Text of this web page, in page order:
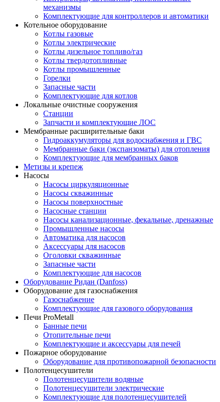
механизмы
Комплектующие для контроллеров и автоматики
Котельное оборудование
Котлы газовые
Котлы электрические
Котлы дизельное топливо/газ
Котлы твердотопливные
Котлы промышленные
Горелки
Запасные части
Комплектующие для котлов
Локальные очистные сооружения
Станции
Запчасти и комплектующие ЛОС
Мембранные расширительные баки
Гидроаккумуляторы для водоснабжения и ГВС
Мембранные баки (экспанзоматы) для отопления
Комплектующие для мембранных баков
Метизы и крепеж
Насосы
Насосы циркуляционные
Насосы скважинные
Насосы поверхностные
Насосные станции
Насосы канализационные, фекальные, дренажные
Промышленные насосы
Автоматика для насосов
Аксессуары для насосов
Оголовки скважинные
Запасные части
Комплектующие для насосов
Оборудование Ридан (Danfoss)
Оборудование для газоснабжения
Газоснабжение
Комплектующие для газового оборудования
Печи ProMetall
Банные печи
Отопительные печи
Комплектующие и аксессуары для печей
Пожарное оборудование
Оборудование для противопожарной безопасности
Полотенцесушители
Полотенцесушители водяные
Полотенцесушители электрические
Комплектующие для полотенцесушителей